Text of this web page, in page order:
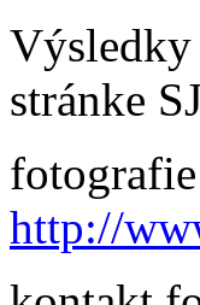
stránke
http://